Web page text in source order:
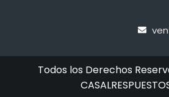
Todos los Derechos